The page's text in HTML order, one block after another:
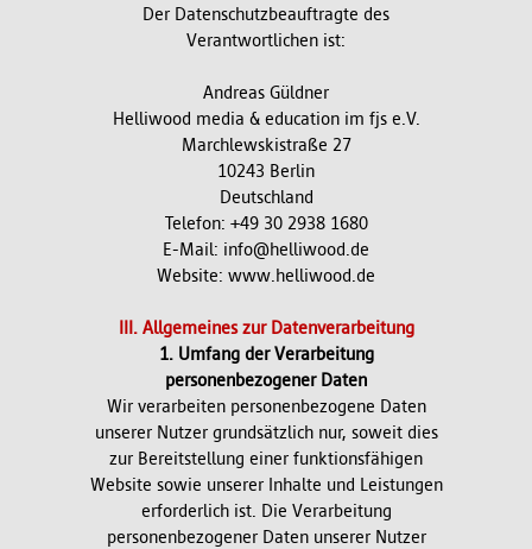
Der Datenschutzbeauftragte des
Verantwortlichen ist:
Andreas Güldner
Helliwood media & education im fjs e.V.
Marchlewskistraße 27
10243 Berlin
Deutschland
Telefon: +49 30 2938 1680
E-Mail: info@helliwood.de
Website: www.helliwood.de
III. Allgemeines zur Datenverarbeitung
1. Umfang der Verarbeitung
personenbezogener Daten
Wir verarbeiten personenbezogene Daten
unserer Nutzer grundsätzlich nur, soweit dies
zur Bereitstellung einer funktionsfähigen
Website sowie unserer Inhalte und Leistungen
erforderlich ist. Die Verarbeitung
personenbezogener Daten unserer Nutzer